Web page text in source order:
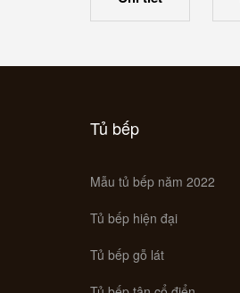
Tủ bếp
Mẫu tủ bếp năm 2022
Tủ bếp hiện đại
Tủ bếp gỗ lát